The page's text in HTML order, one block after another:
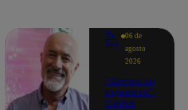
Yo
Soy
06 de
agosto
2026
"Somos un
equipazo":
Carlos